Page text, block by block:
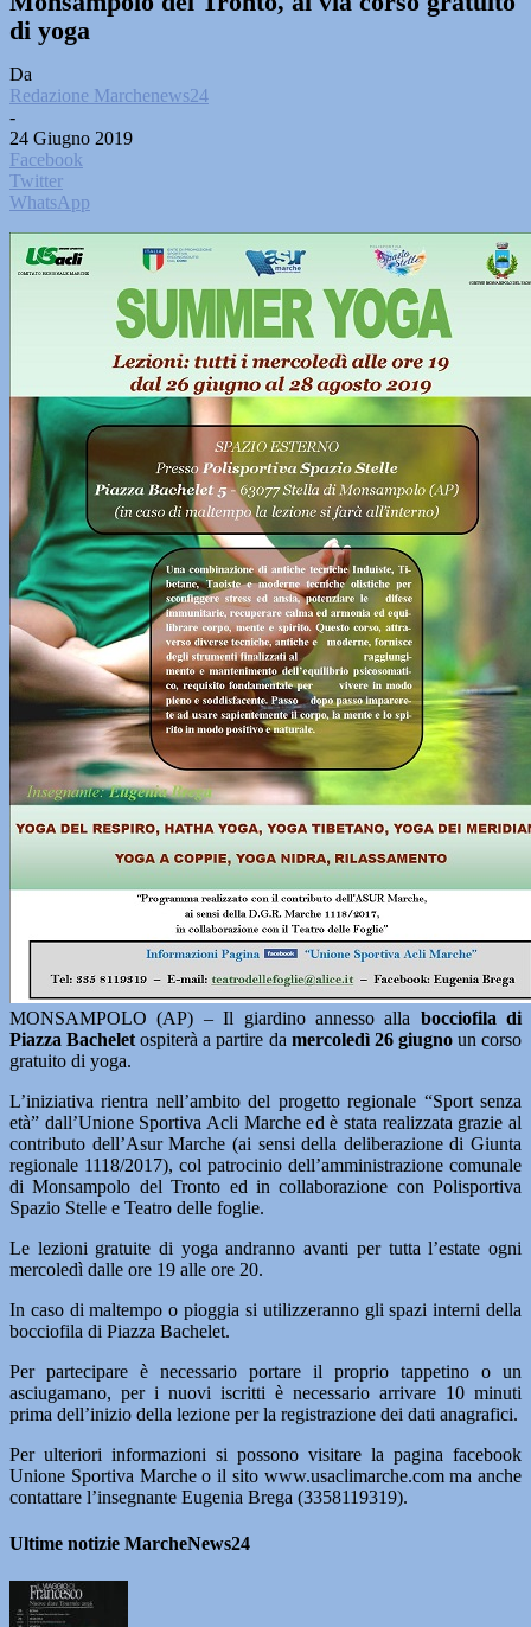
di yoga
Da
Redazione Marchenews24
-
24 Giugno 2019
Facebook
Twitter
WhatsApp
MONSAMPOLO (AP) – Il giardino annesso alla bocciofila di
Piazza Bachelet ospiterà a partire da mercoledì 26 giugnoun corso
gratuito di yoga.
L’iniziativa rientra nell’ambito del progetto regionale “Sport senza
età” dall’Unione Sportiva Acli Marche ed è stata realizzata grazie al
contributo dell’Asur Marche (ai sensi della deliberazione di Giunta
regionale 1118/2017), col patrocinio dell’amministrazione comunale
di Monsampolo del Tronto ed in collaborazione con Polisportiva
Spazio Stelle e Teatro delle foglie.
Le lezioni gratuite di yoga andranno avanti per tutta l’estate ogni
mercoledì dalle ore 19 alle ore 20.
In caso di maltempo o pioggia si utilizzeranno gli spazi interni della
bocciofila di Piazza Bachelet.
Per partecipare è necessario portare il proprio tappetino o un
asciugamano, per i nuovi iscritti è necessario arrivare 10 minuti
prima dell’inizio della lezione per la registrazione dei dati anagrafici.
Per ulteriori informazioni si possono visitare la pagina facebook
Unione Sportiva Marche o il sito www.usaclimarche.com ma anche
contattare l’insegnante Eugenia Brega (3358119319).
Ultime notizie MarcheNews24